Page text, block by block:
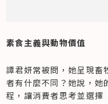
素食主義與動物價值
譚君妍常被問，她呈現畜
者有什麼不同？她說，她
程，讓消費者思考並選擇